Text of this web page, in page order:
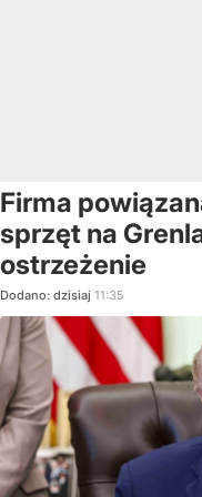
Firma
sprzęt na
ostrzeżenie
Dodano: dzisiaj 11:35